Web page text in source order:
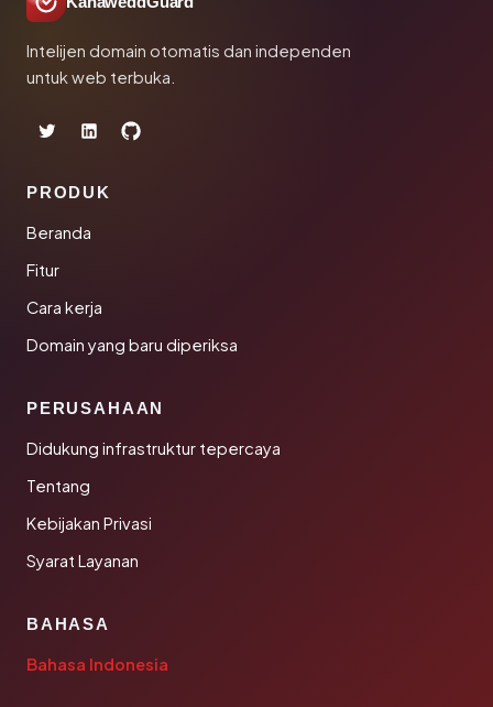
Intelijen domain otomatis dan independen
untuk web terbuka.
PRODUK
Beranda
Fitur
Cara kerja
Domain yang baru diperiksa
PERUSAHAAN
Didukung infrastruktur tepercaya
Tentang
Kebijakan Privasi
Syarat Layanan
BAHASA
Bahasa Indonesia